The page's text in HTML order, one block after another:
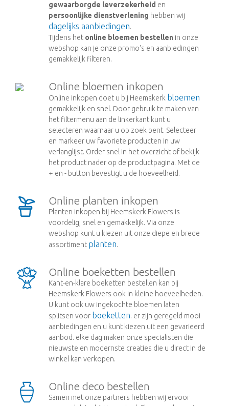
gewaarborgde leverzekerheid en
persoonlijke dienstverlening hebben wij
dagelijks aanbiedingen.
Tijdens het online bloemen bestellen in onze
webshop kan je onze promo's en aanbiedingen
gemakkelijk filteren.
Online bloemen inkopen
Online inkopen doet u bij Heemskerk bloemen
gemakkelijk en snel. Door gebruik te maken van
het filtermenu aan de linkerkant kunt u
selecteren waarnaar u op zoek bent. Selecteer
en markeer uw favoriete producten in uw
verlanglijst. Order snel in het overzicht of bekijk
het product nader op de productpagina. Met de
+ en - button bevestigt u de hoeveelheid.
Online planten inkopen
Planten inkopen bij Heemskerk Flowers is
voordelig, snel en gemakkelijk. Via onze
webshop kunt u kiezen uit onze diepe en brede
assortiment planten.
Online boeketten bestellen
Kant-en-klare boeketten bestellen kan bij
Heemskerk Flowers ook in kleine hoeveelheden.
U kunt ook uw ingekochte bloemen laten
splitsen voor boeketten. er zijn geregeld mooi
aanbiedingen en u kunt kiezen uit een gevarieerd
aanbod. elke dag maken onze specialisten die
nieuwste en modernste creaties die u direct in de
winkel kan verkopen.
Online deco bestellen
Samen met onze partners hebben wij ervoor